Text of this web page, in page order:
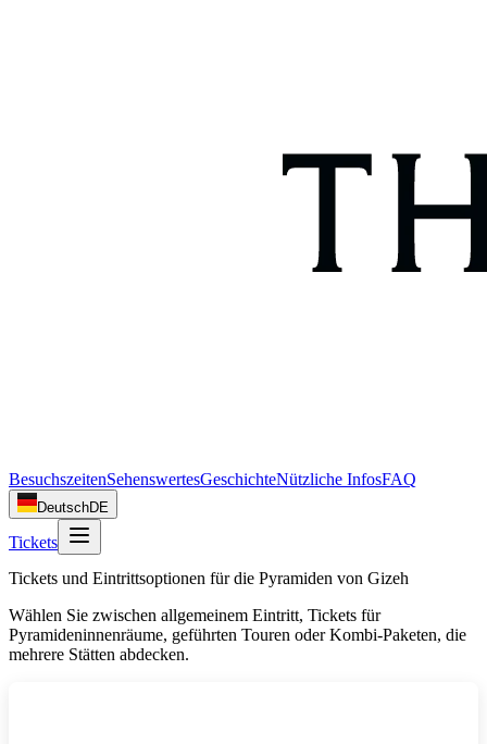
BesuchszeitenSehenswertesGeschichteNützliche InfosFAQ
DeutschDE
Tickets
Tickets und Eintrittsoptionen für die Pyramiden von Gizeh
Wählen Sie zwischen allgemeinem Eintritt, Tickets für
Pyramideninnenräume, geführten Touren oder Kombi-Paketen, die
mehrere Stätten abdecken.